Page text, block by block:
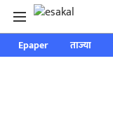
Epaper ताज्या